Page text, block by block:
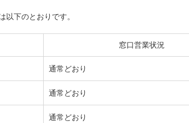
下のとおりです。
窓口営業状況
通常どおり
通常どおり
通常どおり